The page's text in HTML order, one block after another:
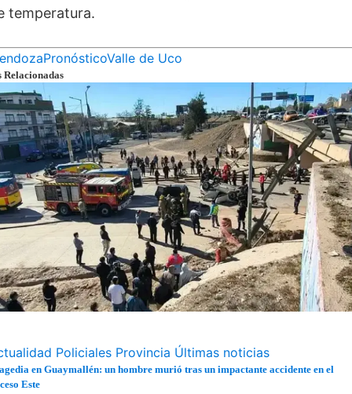
temperatura.
PronósticoValle de Uco
Relacionadas
Policiales Provincia Últimas noticias
en Guaymallén: un hombre murió tras un impactante accidente en el
Este